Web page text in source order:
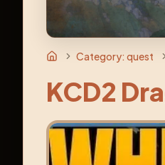
Category: quest
KCD2